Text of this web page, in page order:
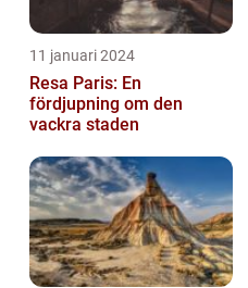
11 januari 2024
Resa Paris: En
fördjupning om den
vackra staden